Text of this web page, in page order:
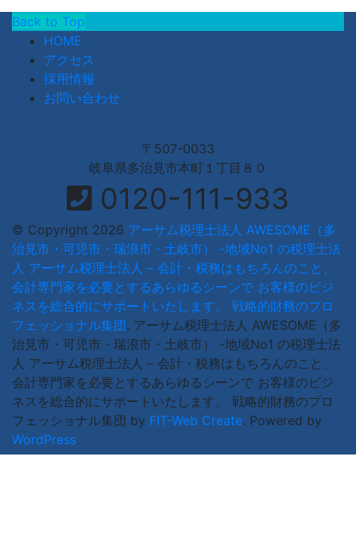
Back to Top
HOME
アクセス
採用情報
お問い合わせ
〒507-0033
岐阜県多治見市本町１丁目８０
0120-111-933
© Copyright 2026 アーサム税理士法人 AWESOME（多
治見市・可児市・瑞浪市・土岐市） -地域No1 の税理士法
人 アーサム税理士法人 – 会計・税務はもちろんのこと、
会計専門家を必要とするあらゆるシーンで お客様のビジ
ネスを総合的にサポートいたします。 戦略的財務のプロ
フェッショナル集団. アーサム税理士法人 AWESOME（多
治見市・可児市・瑞浪市・土岐市） -地域No1 の税理士法
人 アーサム税理士法人 – 会計・税務はもちろんのこと、
会計専門家を必要とするあらゆるシーンで お客様のビジ
ネスを総合的にサポートいたします。 戦略的財務のプロ
フェッショナル集団 by FIT-Web Create. Powered by
WordPress.